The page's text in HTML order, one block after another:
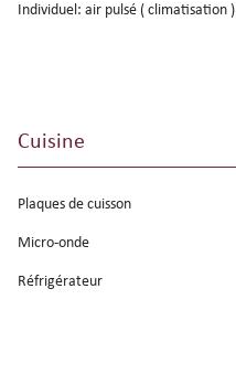
individuel: air pulsé ( climatisation )
Cuisine
Plaques de cuisson
Micro-onde
Réfrigérateur